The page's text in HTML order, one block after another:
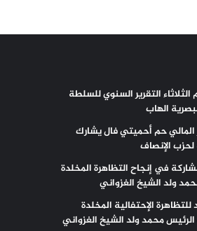
التقرير السنوي للسلطة
الهاب
حم أحميتي فال يشارك
الإنصاف
في إنجاح التظاهرة المخلدة
الإحتفالية المخلدة
محمد ولد الشيخ الغزواني